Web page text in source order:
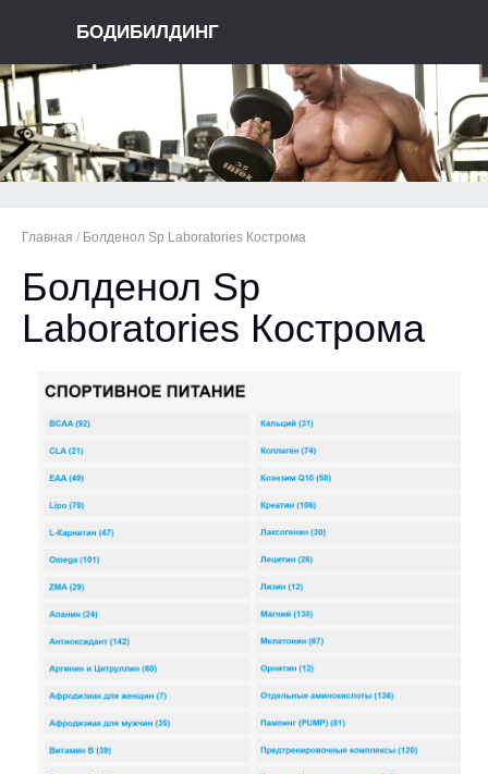
БОДИБИЛДИНГ
Главная / Болденол Sp Laboratories Кострома
Болденол Sp
Laboratories Кострома